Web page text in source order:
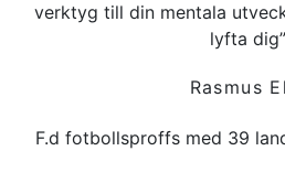
verktyg till din mentala
lyfta dig”
Rasmus
F.d fotbollsproffs med 39